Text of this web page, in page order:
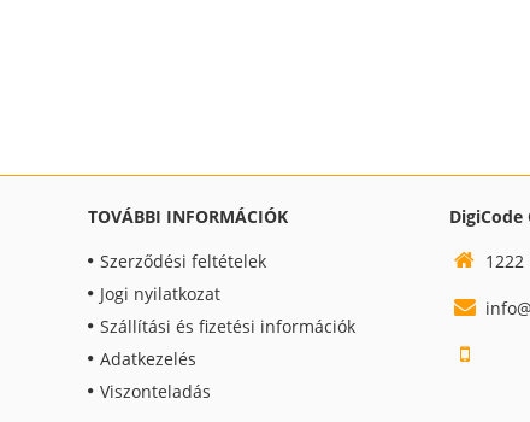
TOVÁBBI INFORMÁCIÓK
Szerződési feltételek
Jogi nyilatkozat
Szállítási és fizetési információk
Adatkezelés
Viszonteladás
DigiCode